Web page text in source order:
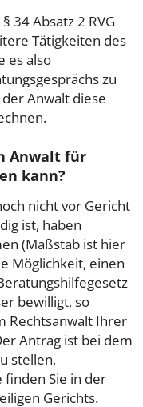
34 Absatz 2 RVG
Tätigkeiten des
es also
zu
Anwalt diese
Anwalt für
kann?
nicht vor Gericht
ist, haben
(Maßstab ist hier
Möglichkeit, einen
bewilligt, so
Rechtsanwalt Ihrer
Antrag ist bei dem
stellen,
Sie in der
Gerichts.